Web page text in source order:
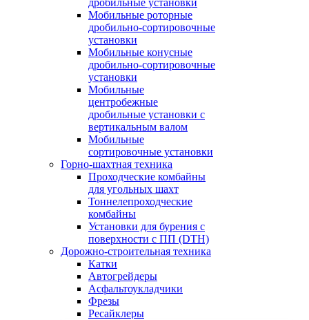
дробильные установки
Мобильные роторные
дробильно-сортировочные
установки
Мобильные конусные
дробильно-сортировочные
установки
Мобильные
центробежные
дробильные установки с
вертикальным валом
Мобильные
сортировочные установки
Горно-шахтная техника
Проходческие комбайны
для угольных шахт
Тоннелепроходческие
комбайны
Установки для бурения с
поверхности с ПП (DTH)
Дорожно-строительная техника
Катки
Автогрейдеры
Асфальтоукладчики
Фрезы
Ресайклеры